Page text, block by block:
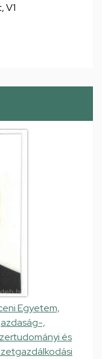
V1
Egyetem,
,
és